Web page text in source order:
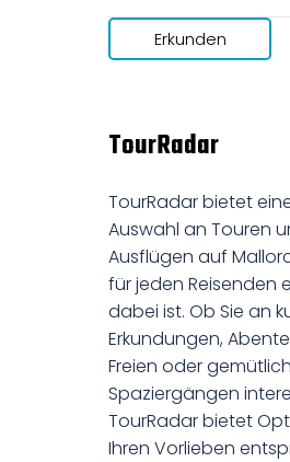
Erkunden
TourRadar
TourRadar bietet
Auswahl an Touren
Ausflügen auf
für jeden Reisenden
dabei ist. Ob Sie an
Erkundungen,
Freien oder
Spaziergängen
TourRadar bietet
Ihren Vorlieben